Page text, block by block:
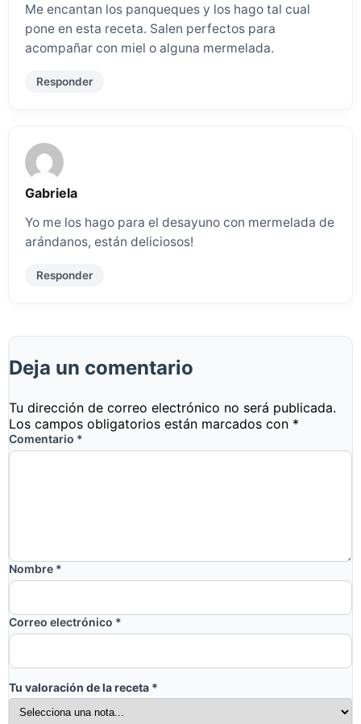
Me encantan los panqueques y los hago tal cual
pone en esta receta. Salen perfectos para
acompañar con miel o alguna mermelada.
Responder
Gabriela
Yo me los hago para el desayuno con mermelada de
arándanos, están deliciosos!
Responder
Deja un comentario
Tu dirección de correo electrónico no será publicada.
Los campos obligatorios están marcados con *
Comentario *
Nombre *
Correo electrónico *
Tu valoración de la receta *